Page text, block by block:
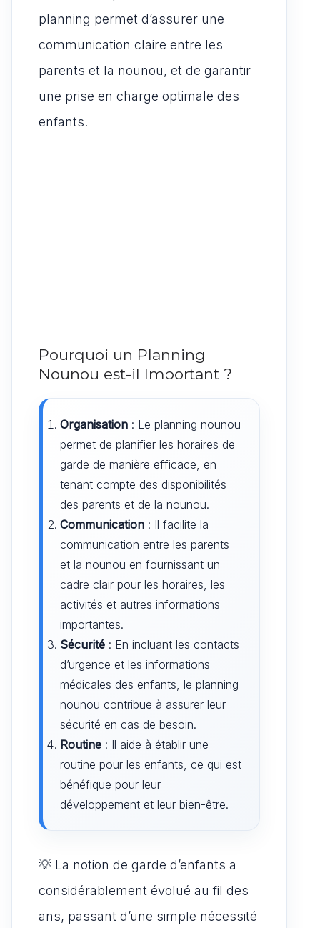
planning permet d’assurer une
communication claire entre les
parents et la nounou, et de garantir
une prise en charge optimale des
enfants.
Pourquoi un Planning
Nounou est-il Important ?
Organisation : Le planning nounou
permet de planifier les horaires de
garde de manière efficace, en
tenant compte des disponibilités
des parents et de la nounou.
Communication : Il facilite la
communication entre les parents
et la nounou en fournissant un
cadre clair pour les horaires, les
activités et autres informations
importantes.
Sécurité : En incluant les contacts
d’urgence et les informations
médicales des enfants, le planning
nounou contribue à assurer leur
sécurité en cas de besoin.
Routine : Il aide à établir une
routine pour les enfants, ce qui est
bénéfique pour leur
développement et leur bien-être.
💡 La notion de garde d’enfants a
considérablement évolué au fil des
ans, passant d’une simple nécessité